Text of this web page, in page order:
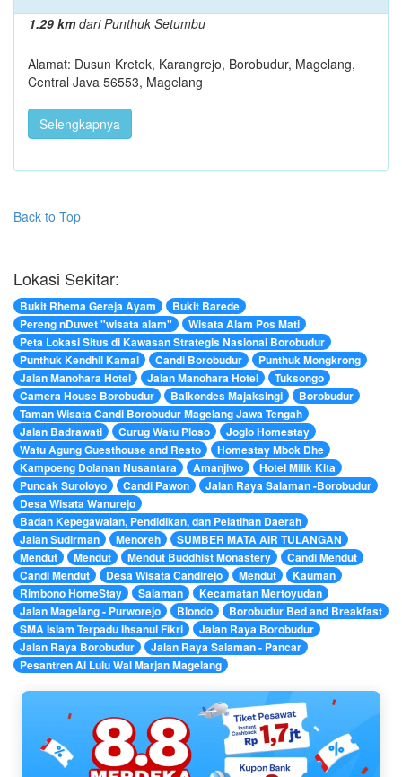
1.29 kmdari Punthuk Setumbu
Alamat: Dusun Kretek, Karangrejo, Borobudur, Magelang,
Central Java 56553, Magelang
Selengkapnya
Back to Top
Lokasi Sekitar:
Bukit Rhema Gereja Ayam
Bukit Barede
Pereng nDuwet "wisata alam"
Wisata Alam Pos Mati
Peta Lokasi Situs di Kawasan Strategis Nasional Borobudur
Punthuk Kendhil Kamal
Candi Borobudur
Punthuk Mongkrong
Jalan Manohara Hotel
Jalan Manohara Hotel
Tuksongo
Camera House Borobudur
Balkondes Majaksingi
Borobudur
Taman Wisata Candi Borobudur Magelang Jawa Tengah
Jalan Badrawati
Curug Watu Ploso
Joglo Homestay
Watu Agung Guesthouse and Resto
Homestay Mbok Dhe
Kampoeng Dolanan Nusantara
Amanjiwo
Hotel Milik Kita
Puncak Suroloyo
Candi Pawon
Jalan Raya Salaman -Borobudur
Desa Wisata Wanurejo
Badan Kepegawaian, Pendidikan, dan Pelatihan Daerah
Jalan Sudirman
Menoreh
SUMBER MATA AIR TULANGAN
Mendut
Mendut Mendut Buddhist Monastery
Candi Mendut
Candi Mendut
Desa Wisata Candirejo Mendut
Kauman
Rimbono HomeStay
Salaman
Kecamatan Mertoyudan
Jalan Magelang - Purworejo
Blondo
Borobudur Bed and Breakfast
SMA Islam Terpadu Ihsanul Fikri
Jalan Raya Borobudur
Jalan Raya Borobudur
Jalan Raya Salaman - Pancar
Pesantren Al Lulu Wal Marjan Magelang